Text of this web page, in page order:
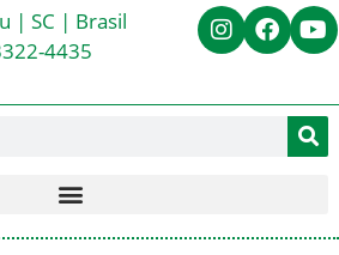
| SC | Brasil
4435